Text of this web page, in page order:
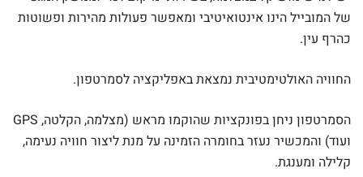
של המובייל הינו אינטואיטיבי ומאפשר פעולות מהירות ופשוטות
כהרף עין.
החוויה האולטימטיבית נמצאת באפליקציה לסמרטפון.
הסמרטפון ניחן בפונקציות שהוקמו מראש (מצלמה, הקלטה, GPS
ועוד) והמכשיר נעזר בחומרה הזמינה על מנת ליצור חוויה נעימה,
קלילה ומענגת.